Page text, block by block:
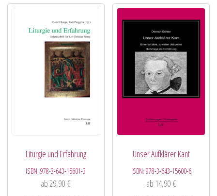
Liturgie und Erfahrung
ISBN:978-3-643-15601-3
ab 29,90€
Unser Aufklärer Kant
ISBN: 978-3-643-15600-6
ab 14,90 €